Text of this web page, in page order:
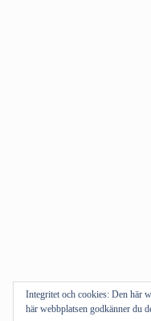
Integritet och cookies: Den här
här webbplatsen godkänner du